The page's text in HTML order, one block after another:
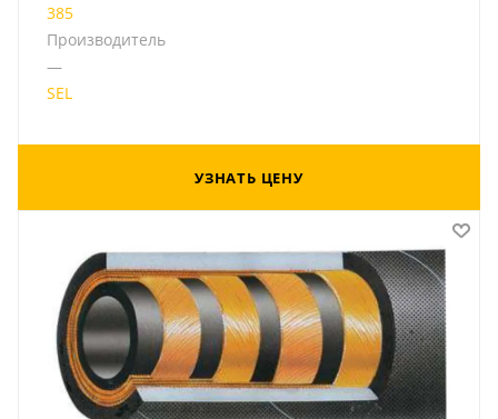
385
Производитель
—
SEL
УЗНАТЬ ЦЕНУ